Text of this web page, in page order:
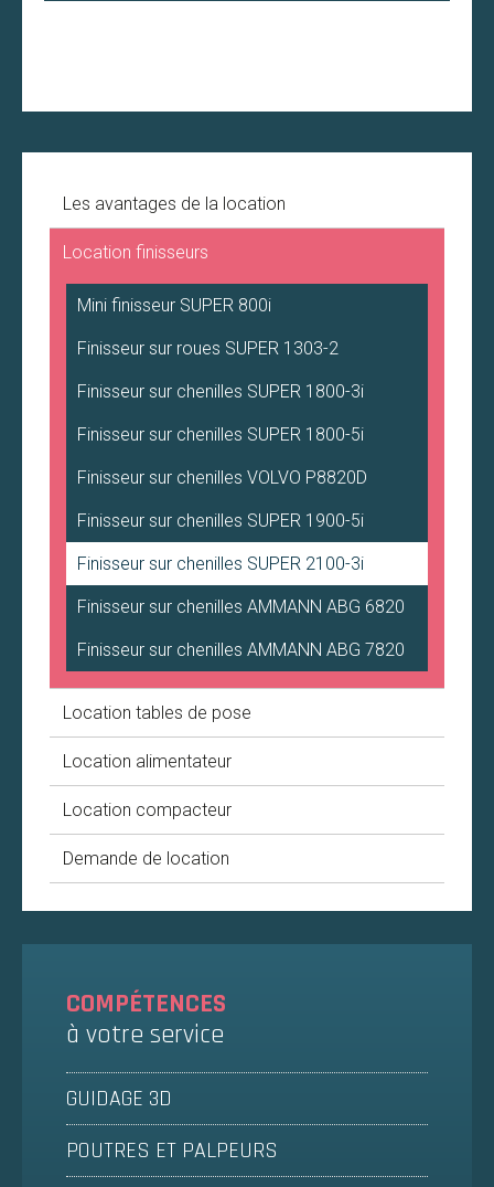
Les avantages de la location
Location finisseurs
Mini finisseur SUPER 800i
Finisseur sur roues SUPER 1303-2
Finisseur sur chenilles SUPER 1800-3i
Finisseur sur chenilles SUPER 1800-5i
Finisseur sur chenilles VOLVO P8820D
Finisseur sur chenilles SUPER 1900-5i
Finisseur sur chenilles SUPER 2100-3i
Finisseur sur chenilles AMMANN ABG 6820
Finisseur sur chenilles AMMANN ABG 7820
Location tables de pose
Location alimentateur
Location compacteur
Demande de location
COMPÉTENCES
à votre service
GUIDAGE 3D
POUTRES ET PALPEURS